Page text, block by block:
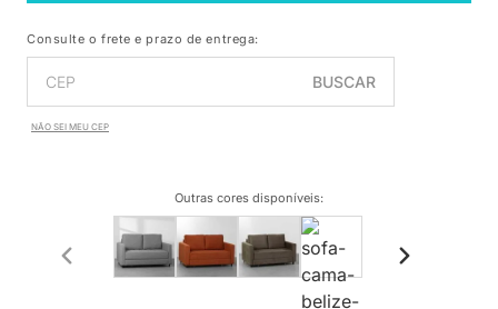
Consulte o frete e prazo de entrega:
BUSCAR
NÃO SEI MEU CEP
Outras cores disponíveis: